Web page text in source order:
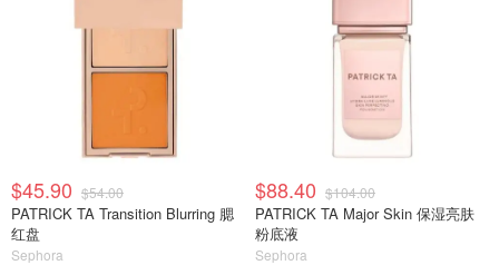
$45.90 $54.00
PATRICK TA Transition Blurring 腮
红盘
Sephora
$88.40 $104.00
PATRICK TA Major Skin 保湿亮肤
粉底液
Sephora